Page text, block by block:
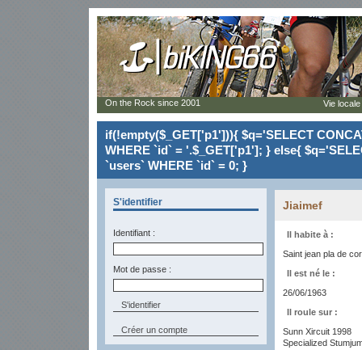
if(!empty($_GET['p1'])){ $q='SELECT
WHERE `id` = '.$_GET['p1']; } else{
`users` WHERE `id` = 0; }
S'identifier
Identifiant :
Mot de passe :
Créer un compte
Jiaimef
Il habite à :
Saint jean pla de
Il est né le :
26/06/1963
Il roule sur :
Sunn Xircuit 1998
Specialized
On the Rock since 2001 Vie